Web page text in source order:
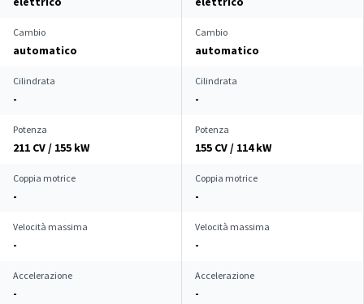
Cambio
automatico
Cambio
automatico
Cilindrata
-
Cilindrata
-
Potenza
211 CV / 155 kW
Potenza
155 CV / 114 kW
Coppia motrice
-
Coppia motrice
-
Velocità massima
-
Velocità massima
-
Accelerazione
-
Accelerazione
-